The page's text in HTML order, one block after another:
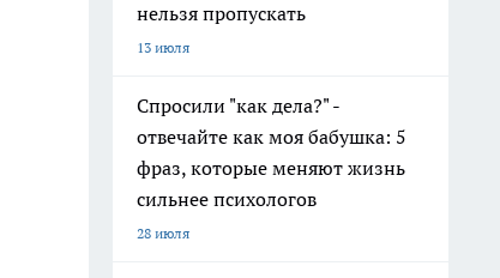
нельзя пропускать
13 июля
Спросили "как дела?" -
отвечайте как моя бабушка: 5
фраз, которые меняют жизнь
сильнее психологов
28 июля